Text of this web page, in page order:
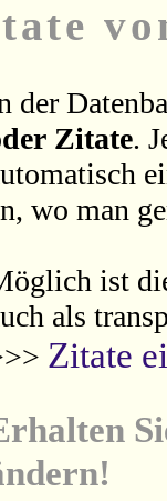
der
Zitate.
wo man
ist
als
Zitate